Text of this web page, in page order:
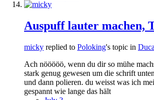
Auspuff lauter machen,
micky replied to Poloking's topic in
Ach nööööö, wenn du dir so mühe
stark genug gewesen um die schrift
und dann polieren. du weisst was ich
gespannt wie lange das hält